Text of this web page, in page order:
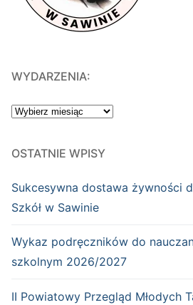
WYDARZENIA:
WYDARZENIA:
OSTATNIE WPISY
Sukcesywna dostawa żywności
Szkół w Sawinie
Wykaz podręczników do
szkolnym 2026/2027
II Powiatowy Przegląd Młodych